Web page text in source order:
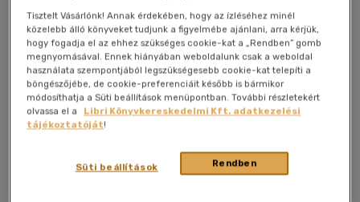
Kívánságlistához adom Megosztom
Fabula Stúdió Kft.|2014| magyar nyelvű|cérnafűzött,
Tisztelt Vásárlónk! Annak érdekében, hogy az ízléséhez minél
közelebb álló könyveket tudjunk a figyelmébe ajánlani, arra kérjük,
hogy fogadja el az ehhez szükséges cookie-kat a „Rendben” gomb
megnyomásával. Ennek hiányában weboldalunk csak a weboldal
használata szempontjából legszükségesebb cookie-kat telepíti a
böngészőjébe, de cookie-preferenciáit később is bármikor
módosíthatja a Süti beállítások menüpontban. További részletekért
olvassa el a
Libri Könyvkereskedelmi Kft. adatkezelési
tájékoztatóját!
Rendben
Süti beállítások